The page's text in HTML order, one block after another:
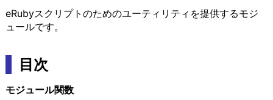
eRubyスクリプトのためのユーティリティを提供するモジ
ュールです。
目次
モジュール関数